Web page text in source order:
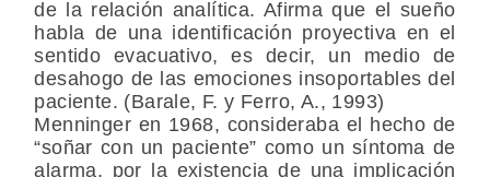
de la relación analítica. Afirma que el sueño
habla de una identificación proyectiva en el
sentido evacuativo, es decir, un medio de
desahogo de las emociones insoportables del
paciente. (Barale, F. y Ferro, A., 1993)
Menninger en 1968, consideraba el hecho de
“soñar con un paciente” como un síntoma de
alarma, por la existencia de una implicación